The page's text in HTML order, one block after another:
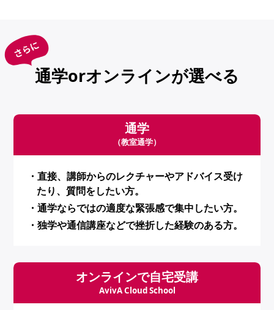
通学orオンラインが選べる
通学
（教室通学）
・直接、講師からのレクチャーやアドバイス受け
たり、質問をしたい方。
・通学ならではの適度な緊張感で集中したい方。
・独学や通信講座などで挫折した経験のある方。
オンラインで自宅受講
AvivA Cloud School